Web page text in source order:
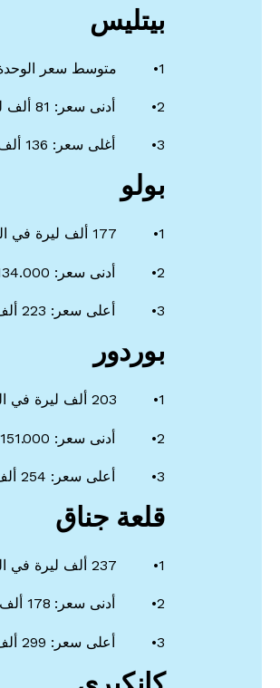
بيتليس
1• متوسط سعر الوحدة التي تبلغ مساحتها 100 متر مربع 109 ألف ليرة
2• أدنى سعر: 81 ألف ليرة
3• أغلى سعر: 136 ألف ليرة
بولو
1• 177 ألف ليرة في المتوسط لكل 100 متر مربع
2• أدنى سعر: 134.000 ليرة
3• أعلى سعر: 223 ألف ليرة
بوردور
1• 203 ألف ليرة في المتوسط لكل 100 متر مربع
2• أدنى سعر: 151.000 ليرة
3• أعلى سعر: 254 ألف ليرة
قلعة جناق
1• 237 ألف ليرة في المتوسط لكل 100 متر مربع
2• أدنى سعر: 178 ألف ليرة
3• أعلى سعر: 299 ألف ليرة